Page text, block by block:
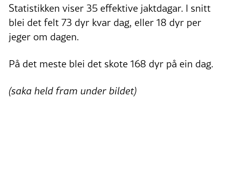
Statistikken viser 35 effektive jaktdagar. I snitt
blei det felt 73 dyr kvar dag, eller 18 dyr per
jeger om dagen.
På det meste blei det skote 168 dyr på ein dag.
(saka held fram under bildet)